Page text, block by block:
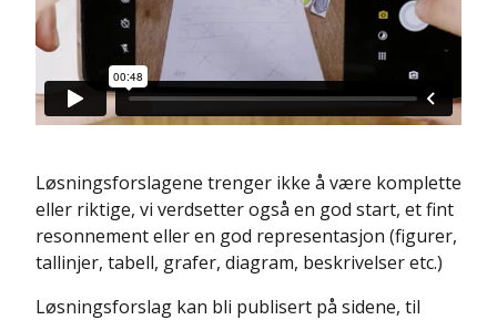
Løsningsforslagene trenger ikke å være komplette
eller riktige, vi verdsetter også en god start, et fint
resonnement eller en god representasjon (figurer,
tallinjer, tabell, grafer, diagram, beskrivelser etc.)
Løsningsforslag kan bli publisert på sidene, til